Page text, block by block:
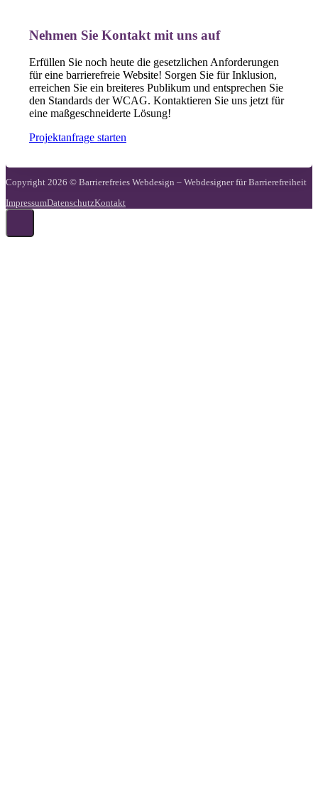
Nehmen Sie Kontakt mit uns auf
Erfüllen Sie noch heute die gesetzlichen Anforderungen
für eine barrierefreie Website! Sorgen Sie für Inklusion,
erreichen Sie ein breiteres Publikum und entsprechen Sie
den Standards der WCAG. Kontaktieren Sie uns jetzt für
eine maßgeschneiderte Lösung!
Projektanfrage starten
Copyright 2026 © Barrierefreies Webdesign – Webdesigner für Barrierefreiheit
ImpressumDatenschutzKontakt